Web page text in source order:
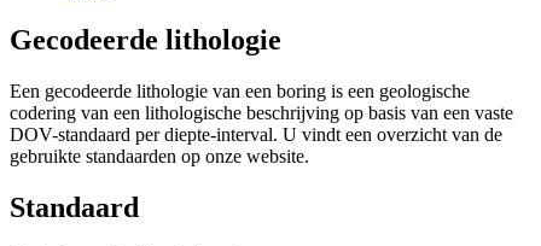
Gecodeerde lithologie
Een gecodeerde lithologie van een boring is een geologische
codering van een lithologische beschrijving op basis van een vaste
DOV-standaard per diepte-interval. U vindt een overzicht van de
gebruikte standaarden op onze website.
Standaard